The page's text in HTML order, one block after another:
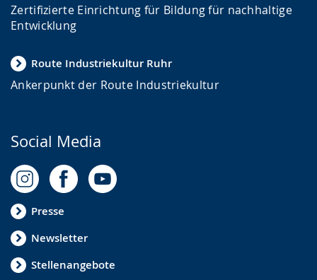
Zertifizierte Einrichtung für Bildung für nachhaltige
Entwicklung
Route Industriekultur Ruhr
Ankerpunkt der Route Industriekultur
Social Media
Presse
Newsletter
Stellenangebote